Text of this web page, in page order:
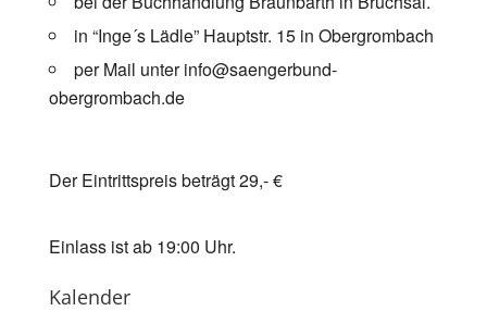
in “Inge´s Lädle” Hauptstr. 15 in Obergrombach
per Mail unter info@saengerbund-
obergrombach.de
Der Eintrittspreis beträgt 29,- €
Einlass ist ab 19:00 Uhr.
Kalender